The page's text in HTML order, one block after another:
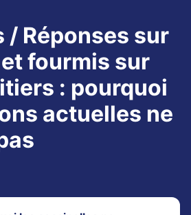
/ Réponses sur
fourmis sur
: pourquoi
actuelles ne